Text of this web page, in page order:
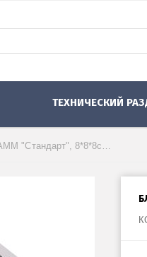
ТЕХНИЧЕСКИЙ
Блок для записей СТАММ "Стандарт", 8*8*8см, белый БЗ-888100